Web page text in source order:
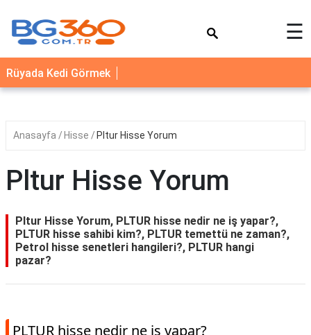
YEMEK
TARİFLERİ
SAĞLIK
☰
Rüyada Kedi Görmek
Anasayfa Hisse Pltur Hisse Yorum
Pltur Hisse Yorum
Pltur Hisse Yorum, PLTUR hisse nedir ne iş yapar?,
PLTUR hisse sahibi kim?, PLTUR temettü ne zaman?,
Petrol hisse senetleri hangileri?, PLTUR hangi
pazar?
PLTUR hisse nedir ne iş yapar?